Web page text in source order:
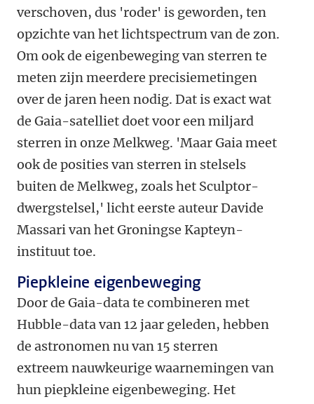
verschoven, dus 'roder' is geworden, ten
opzichte van het lichtspectrum van de zon.
Om ook de eigenbeweging van sterren te
meten zijn meerdere precisiemetingen
over de jaren heen nodig. Dat is exact wat
de Gaia-satelliet doet voor een miljard
sterren in onze Melkweg. 'Maar Gaia meet
ook de posities van sterren in stelsels
buiten de Melkweg, zoals het Sculptor-
dwergstelsel,' licht eerste auteur Davide
Massari van het Groningse Kapteyn-
instituut toe.
Piepkleine eigenbeweging
Door de Gaia-data te combineren met
Hubble-data van 12 jaar geleden, hebben
de astronomen nu van 15 sterren
extreem nauwkeurige waarnemingen van
hun piepkleine eigenbeweging. Het